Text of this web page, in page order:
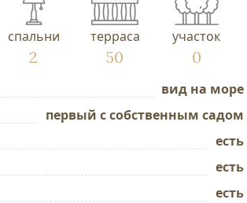
спальни
2
терраса
50
участок
0
вид на море
первый с собственным садом
есть
есть
есть